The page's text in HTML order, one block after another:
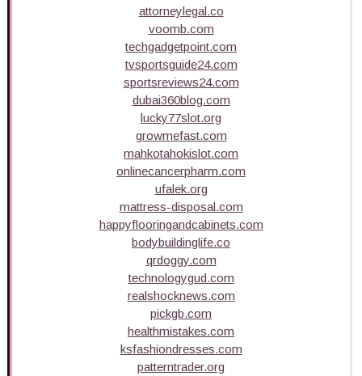
attorneylegal.co
voomb.com
techgadgetpoint.com
tvsportsguide24.com
sportsreviews24.com
dubai360blog.com
lucky77slot.org
growmefast.com
mahkotahokislot.com
onlinecancerpharm.com
ufalek.org
mattress-disposal.com
happyflooringandcabinets.com
bodybuildinglife.co
qrdoggy.com
technologygud.com
realshocknews.com
pickgb.com
healthmistakes.com
ksfashiondresses.com
patterntrader.org